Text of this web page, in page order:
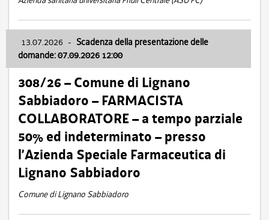
13.07.2026 - Scadenza della presentazione delle
domande: 07.09.2026 12:00
308/26 – Comune di Lignano
Sabbiadoro – FARMACISTA
COLLABORATORE – a tempo parziale
50% ed indeterminato – presso
l’Azienda Speciale Farmaceutica di
Lignano Sabbiadoro
Comune di Lignano Sabbiadoro